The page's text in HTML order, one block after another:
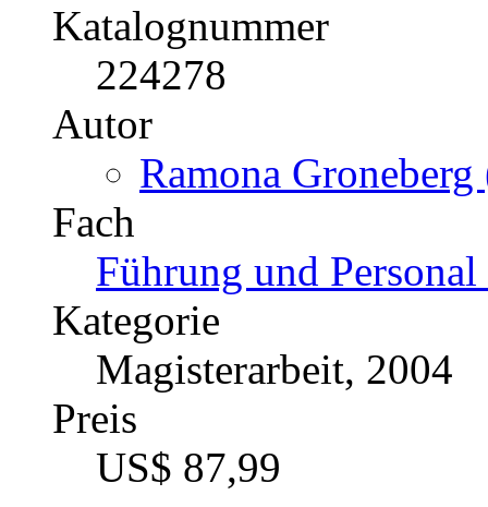
Katalognummer
224278
Autor
Ramona
Fach
Führung und
Kategorie
Magisterarbeit, 2004
Preis
US$ 87,99